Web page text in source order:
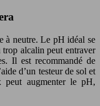
à neutre. Le pH idéal se
alcalin peut entraver
Il est recommandé de
d’un testeur de sol et
peut augmenter le pH,